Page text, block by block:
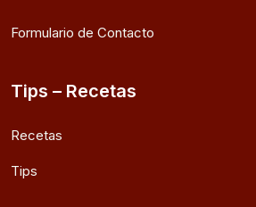
Formulario de Contacto
Tips – Recetas
Recetas
Tips